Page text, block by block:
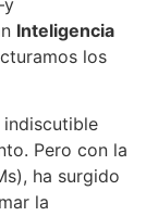
Inteligencia
los
indiscutible
Pero con la
ha surgido
la